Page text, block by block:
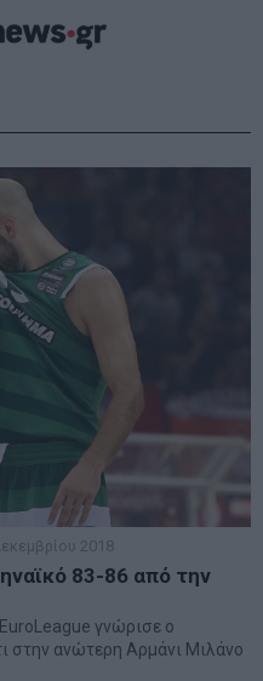
2018
83-86 από την
γνώρισε ο
στην ανώτερη Αρμάνι Μιλάνο